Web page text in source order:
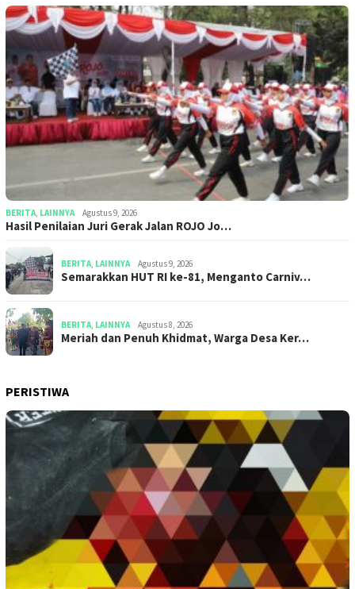
BERITA LAINNYA Agustus 9, 2026
Hasil Penilaian Juri Gerak Jalan ROJO Jo…
BERITA LAINNYA Agustus 9, 2026
Semarakkan HUT RI ke-81, Menganto Carniv…
BERITA LAINNYA Agustus 8, 2026
Meriah dan Penuh Khidmat, Warga Desa Ker…
PERISTIWA